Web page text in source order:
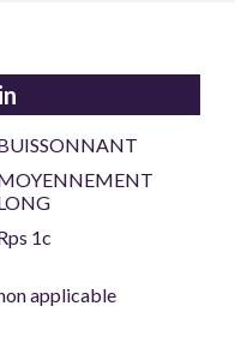
1c
applicable